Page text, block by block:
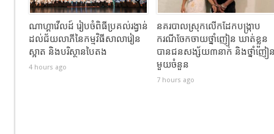
ណាហ្គាវើលដ៍ រៀបចំពិធីប្រគល់រង្វាន់
ដល់ជ័យលាភីនៃកម្មវិធីសាលារៀន
ស្អាត និងបរិស្ថានបៃតង
4 hours ago
នគរបាលស្រុកលើកដែកបង្ក្រាប
ករណីចែកចាយថ្នាំញៀន ឃាត់ខ្លួន
បានជនសង្ស័យ៣នាក់ និងថ្នាំញៀ
មួយចំនួន
7 hours ago